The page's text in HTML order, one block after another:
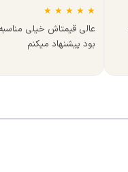
★
★
★
★
★
عالی قیمتاش خیلی
بود پیشنهاد میکنم